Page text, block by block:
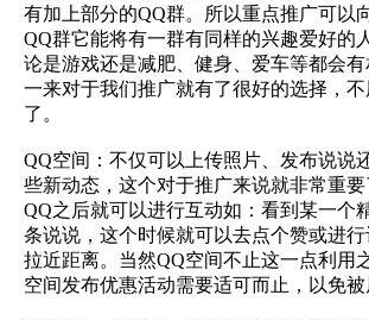
有加上部分的QQ群。所以重点推广可以
QQ群它能将有一群有同样的兴趣爱好的
论是游戏还是减肥、健身、爱车等都会
一来对于我们推广就有了很好的选择，
了。
QQ空间：不仅可以上传照片、发布说说
些新动态，这个对于推广来说就非常重
QQ之后就可以进行互动如：看到某一个
条说说，这个时候就可以去点个赞或进
拉近距离。当然QQ空间不止这一点利用
空间发布优惠活动需要适可而止，以免被